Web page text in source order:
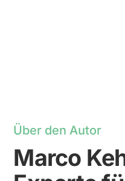
Über den Autor
Marco